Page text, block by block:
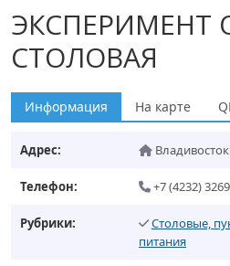
ЭКСПЕРИМЕНТ
СТОЛОВАЯ
Информация На карте
Адрес: Владивосток
Телефон: +7 (4232)
Рубрики:
Столовые,
питания